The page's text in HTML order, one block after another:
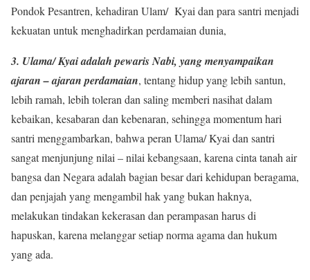
Pondok Pesantren, kehadiran Ulam/ Kyai dan para santri menjadi
kekuatan untuk menghadirkan perdamaian dunia,
3. Ulama/ Kyai adalah pewaris Nabi, yang menyampaikan
ajaran – ajaran perdamaian, tentang hidup yang lebih santun,
lebih ramah, lebih toleran dan saling memberi nasihat dalam
kebaikan, kesabaran dan kebenaran, sehingga momentum hari
santri menggambarkan, bahwa peran Ulama/ Kyai dan santri
sangat menjunjung nilai – nilai kebangsaan, karena cinta tanah air
bangsa dan Negara adalah bagian besar dari kehidupan beragama,
dan penjajah yang mengambil hak yang bukan haknya,
melakukan tindakan kekerasan dan perampasan harus di
hapuskan, karena melanggar setiap norma agama dan hukum
yang ada.